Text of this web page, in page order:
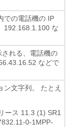
での電話機の IP
192.168.1.100 な
れる、電話機の
などで
ン文字列。 たとえ
ース 11.3 (1) SR1
0-1MPP-